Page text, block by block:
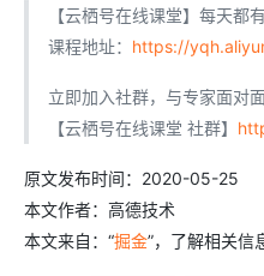
【云栖号在线课堂】每天都
课程地址： https://
立即加入社群，与专家面对
【云栖号在线课堂 社群】
原文发布时间：2020-05-25
本文作者：高德技术
本文来自：“掘金”，了解相关信